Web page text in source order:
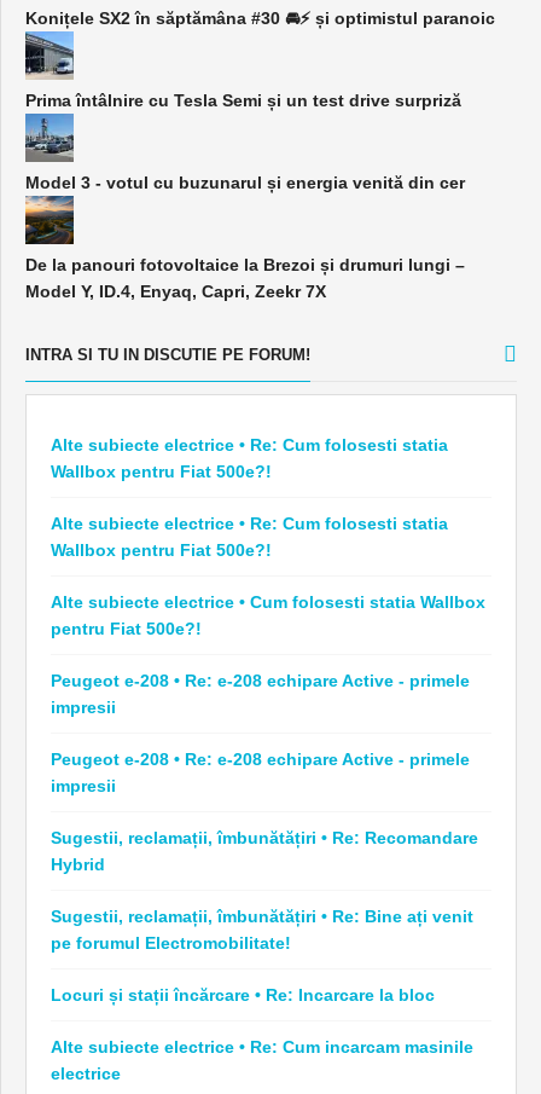
Konițele SX2 în săptămâna #30 🚘⚡️ și optimistul paranoic
Prima întâlnire cu Tesla Semi și un test drive surpriză
Model 3 - votul cu buzunarul și energia venită din cer
De la panouri fotovoltaice la Brezoi și drumuri lungi –
Model Y, ID.4, Enyaq, Capri, Zeekr 7X
INTRA SI TU IN DISCUTIE PE FORUM!
Alte subiecte electrice • Re: Cum folosesti statia
Wallbox pentru Fiat 500e?!
Alte subiecte electrice • Re: Cum folosesti statia
Wallbox pentru Fiat 500e?!
Alte subiecte electrice • Cum folosesti statia Wallbox
pentru Fiat 500e?!
Peugeot e-208 • Re: e-208 echipare Active - primele
impresii
Peugeot e-208 • Re: e-208 echipare Active - primele
impresii
Sugestii, reclamații, îmbunătățiri • Re: Recomandare
Hybrid
Sugestii, reclamații, îmbunătățiri • Re: Bine ați venit
pe forumul Electromobilitate!
Locuri și stații încărcare • Re: Incarcare la bloc
Alte subiecte electrice • Re: Cum incarcam masinile
electrice